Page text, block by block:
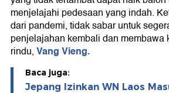
menjelajahi pedesaan yang indah.
dari pandemi, tidak sabar untuk
penjelajahan kembali dan membawa
rindu,Vang Vieng.
Baca juga:
Jepang Izinkan WN Laos